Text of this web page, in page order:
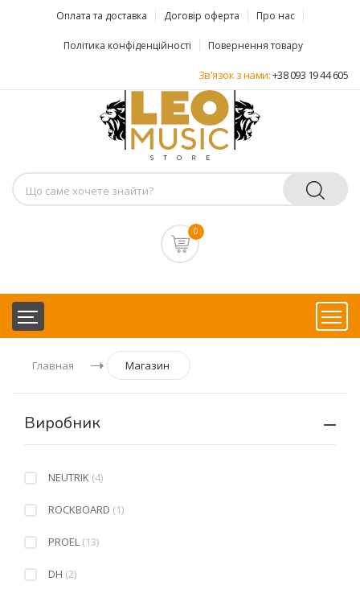
Оплата та доставка Договір оферта Про нас
Політика конфіденційності Повернення товару
Зв'язок з нами:+38 093 19 44 605
0
Главная Магазин
Виробник
NEUTRIK (4)
ROCKBOARD (1)
PROEL (13)
DH (2)